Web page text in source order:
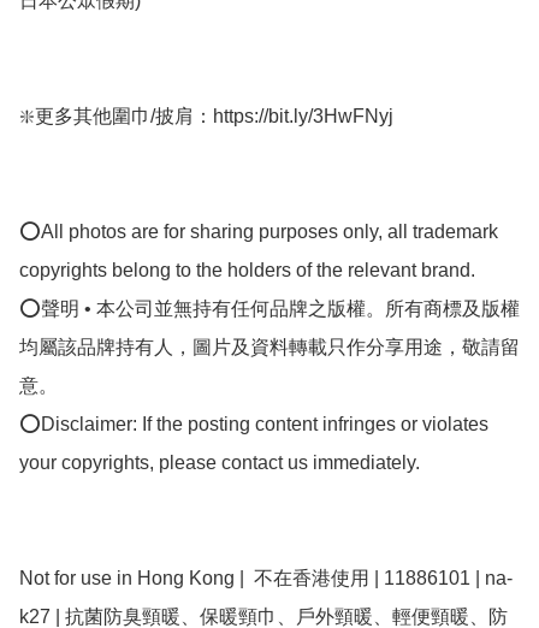
❇️更多其他圍巾/披肩：https://bit.ly/3HwFNyj
⭕All photos are for sharing purposes only, all trademark
copyrights belong to the holders of the relevant brand.
⭕聲明 • 本公司並無持有任何品牌之版權。所有商標及版權
均屬該品牌持有人，圖片及資料轉載只作分享用途，敬請留
意。
⭕Disclaimer: If the posting content infringes or violates
your copyrights, please contact us immediately.
Not for use in Hong Kong |  不在香港使用 | 11886101 | na-
k27 | 抗菌防臭頸暖、保暖頸巾、戶外頸暖、輕便頸暖、防